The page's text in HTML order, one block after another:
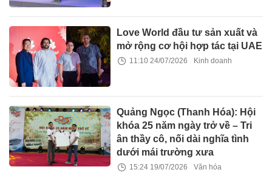
Love World đầu tư sản xuất và
mở rộng cơ hội hợp tác tại UAE
11:10 24/07/2026 Kinh doanh
Quảng Ngọc (Thanh Hóa): Hội
khóa 25 năm ngày trở về – Tri
ân thầy cô, nối dài nghĩa tình
dưới mái trường xưa
15:24 19/07/2026 Văn hóa